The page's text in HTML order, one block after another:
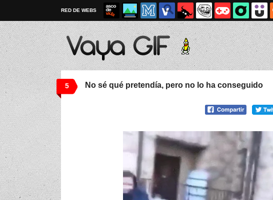
RED DE WEBS
5 No sé qué pretendía, pero no lo ha conseguido